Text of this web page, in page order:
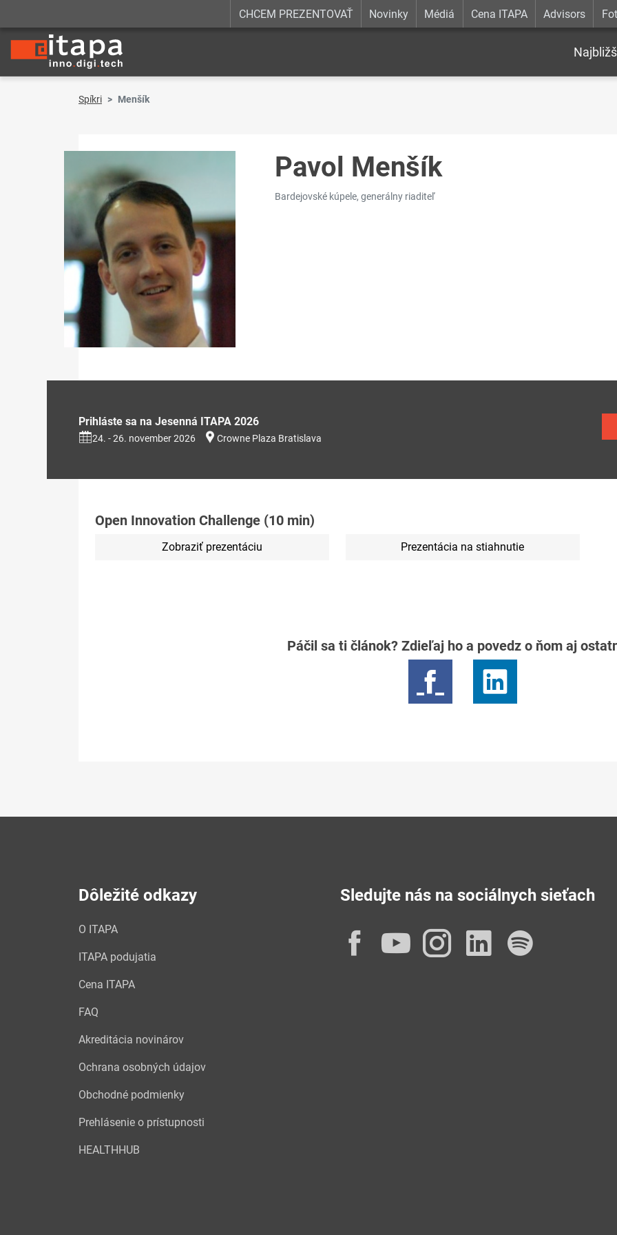
CHCEM PREZENTOVAŤ Novinky Médiá Cena ITAPA Advisors
Spíkri Menšík
Pavol Menšík
Bardejovské kúpele, generálny riaditeľ
Prihláste sa na Jesenná ITAPA 2026
24. - 26. november 2026 Crowne Plaza Bratislava
Open Innovation Challenge (10 min)
Zobraziť prezentáciu Prezentácia na stiahnutie
Páčil sa ti článok? Zdieľaj ho a povedz o ňom aj
Dôležité odkazy
O ITAPA
ITAPA podujatia
Cena ITAPA
FAQ
Akreditácia novinárov
Ochrana osobných údajov
Obchodné podmienky
Prehlásenie o prístupnosti
HEALTHHUB
Sledujte nás na sociálnych sieťach
Facebook
YouTube
Instagram
LinkedIn